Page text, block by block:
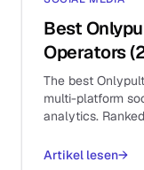
Best
Operators
The best
multi-platform
analytics.
Artikel lesen→